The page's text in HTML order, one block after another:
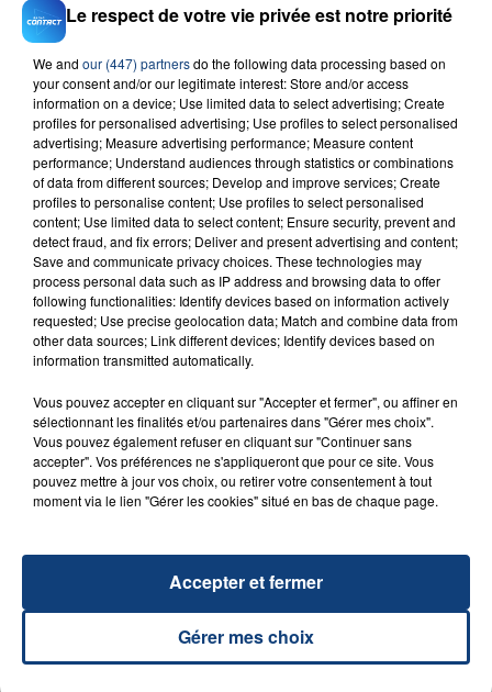
FIL D'ACTU
23 juillet 2026
INCENDIE MORTEL À LENS : UNE FEMME ET
SON BÉBÉ ENTRE LA VIE ET LA...
Un homme s'est immolé par le feu après avoir
aspergé sa compagne et leur bébé de trois mois
UNE ADOLESCENTE DEVANT SE FAIRE
OPÉRER DE LA CHEVILLE RESSORT DE LA...
reconnu sa responsabilité et présenté ses
excuses.
TITRES DIFFUSÉS
Le respect de votre vie privée est notre priorité
We and our (447) partnersdo the following data processing based on
your consent and/or our legitimate interest: Store and/or access
information on a device; Use limited data to select advertising; Create
profiles for personalised advertising; Use profiles to select personalised
advertising; Measure advertising performance; Measure content
performance; Understand audiences through statistics or combinations
of data from different sources; Develop and improve services; Create
profiles to personalise content; Use profiles to select personalised
content; Use limited data to select content; Ensure security, prevent and
detect fraud, and fix errors; Deliver and present advertising and content;
Save and communicate privacy choices. These technologies may
process personal data such as IP address and browsing data to offer
following functionalities: Identify devices based on information actively
requested; Use precise geolocation data; Match and combine data from
other data sources; Link different devices; Identify devices based on
information transmitted automatically.
Vous pouvez accepter en cliquant sur "Accepter et fermer", ou affiner en
sélectionnant les finalités et/ou partenaires dans "Gérer mes choix".
Vous pouvez également refuser en cliquant sur "Continuer sans
accepter". Vos préférences ne s'appliqueront que pour ce site. Vous
pouvez mettre à jour vos choix, ou retirer votre consentement à tout
moment via le lien "Gérer les cookies" situé en bas de chaque page.
Gérer mes choix
Accepter et fermer